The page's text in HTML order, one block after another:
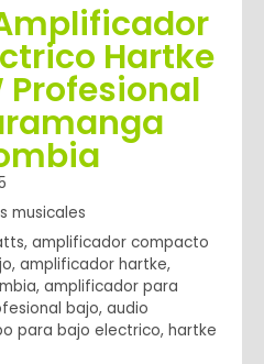
Hartke
Profesional
musicales
, amplificador compacto
, amplificador hartke,
, amplificador para
bajo, audio
para bajo electrico, hartke